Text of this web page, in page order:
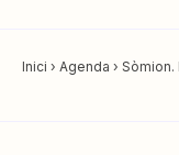
Inici › Agenda ›